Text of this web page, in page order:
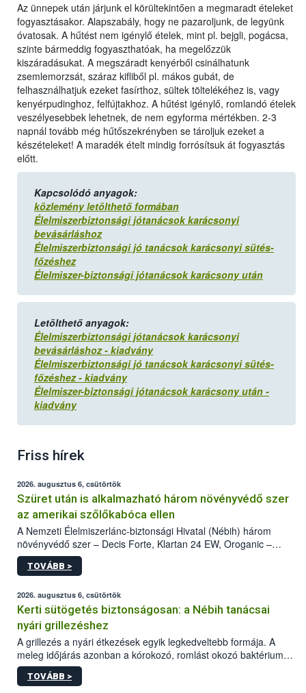
Az ünnepek után járjunk el körültekintően a megmaradt ételeket
fogyasztásakor. Alapszabály, hogy ne pazaroljunk, de legyünk
óvatosak. A hűtést nem igénylő ételek, mint pl. bejgli, pogácsa,
szinte bármeddig fogyaszthatóak, ha megelőzzük
kiszáradásukat. A megszáradt kenyérből csinálhatunk
zsemlemorzsát, száraz kifliből pl. mákos gubát, de
felhasználhatjuk ezeket fasírthoz, sültek töltelékéhez is, vagy
kenyérpudinghoz, felfújtakhoz. A hűtést igénylő, romlandó ételek
veszélyesebbek lehetnek, de nem egyforma mértékben. 2-3
napnál tovább még hűtőszekrényben se tároljuk ezeket a
készételeket! A maradék ételt mindig forrósítsuk át fogyasztás
előtt.
Kapcsolódó anyagok:
közlemény letölthető formában
Élelmiszerbiztonsági jótanácsok karácsonyi
bevásárláshoz
Élelmiszerbiztonsági jó tanácsok karácsonyi sütés-
főzéshez
Élelmiszer-biztonsági jótanácsok karácsony után
Letölthető anyagok:
Élelmiszerbiztonsági jótanácsok karácsonyi
bevásárláshoz - kiadvány
Élelmiszerbiztonsági jó tanácsok karácsonyi sütés-
főzéshez - kiadvány
Élelmiszer-biztonsági jótanácsok karácsony után -
kiadvány
Friss hírek
2026. augusztus 6, csütörtök
Szüret után is alkalmazható három növényvédő szer
az amerikai szőlőkabóca ellen
A Nemzeti Élelmiszerlánc-biztonsági Hivatal (Nébih) három
növényvédő szer – Decis Forte, Klartan 24 EW, Oroganic –
engedélyokiratát módosította, így azok a szüretet követően,
egészen a vesszőérettség (BBCH 91) stádiumáig
érésű szőlőkben is legyen lehetőség a károsító elleni további
védekezésre. Az Oroganic készítmény kis kiszerelésben kiskerti
felhasználók számára is elérhető és ökológiai termesztésben is
engedélyezett.
TOVÁBB >
2026. augusztus 6, csütörtök
Kerti sütögetés biztonságosan: a Nébih tanácsai
nyári grillezéshez
A grillezés a nyári étkezések egyik legkedveltebb formája. A
meleg időjárás azonban a kórokozó, romlást okozó baktériumok
gyorsabb szaporodásának is kedvez. A szabadtéri sütögetés
ezért nem csupán a megfelelő sütési technikáról szól: legalább
TOVÁBB >